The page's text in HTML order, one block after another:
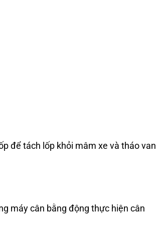
để tách lốp khỏi mâm xe và tháo van
máy cân bằng động thực hiện cân